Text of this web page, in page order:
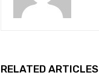
RELATED ARTICLES